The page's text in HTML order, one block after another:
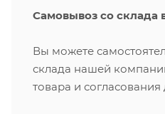
Самовывоз со склада
Вы можете
склада нашей
товара и согласования